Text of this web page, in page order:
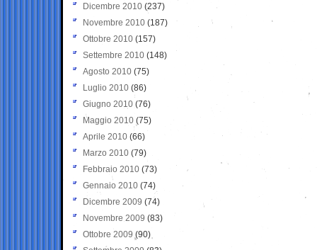
Dicembre 2010 (237)
Novembre 2010 (187)
Ottobre 2010 (157)
Settembre 2010 (148)
Agosto 2010 (75)
Luglio 2010 (86)
Giugno 2010 (76)
Maggio 2010 (75)
Aprile 2010 (66)
Marzo 2010 (79)
Febbraio 2010 (73)
Gennaio 2010 (74)
Dicembre 2009 (74)
Novembre 2009 (83)
Ottobre 2009 (90)